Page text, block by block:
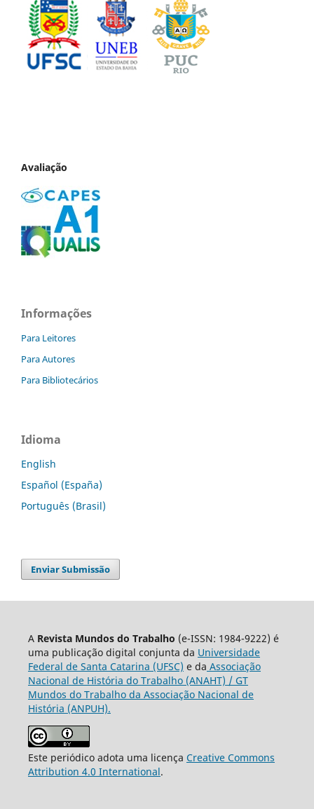
Avaliação
Informações
Para Leitores
Para Autores
Para Bibliotecários
Idioma
English
Español (España)
Português (Brasil)
Enviar Submissão
A Revista Mundos do Trabalho (e-ISSN: 1984-9222) é
uma publicação digital conjunta da Universidade
Federal de Santa Catarina (UFSC) e da Associação
Nacional de História do Trabalho (ANAHT) / GT
Mundos do Trabalho da Associação Nacional de
História (ANPUH).
Este periódico adota uma licença Creative Commons
Attribution 4.0 International.